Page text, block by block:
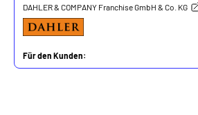
DAHLER & COMPANY Franchise GmbH & Co. KG
Für den Kunden:
DAHLER & COMPANY Franchise GmbH & Co. KG